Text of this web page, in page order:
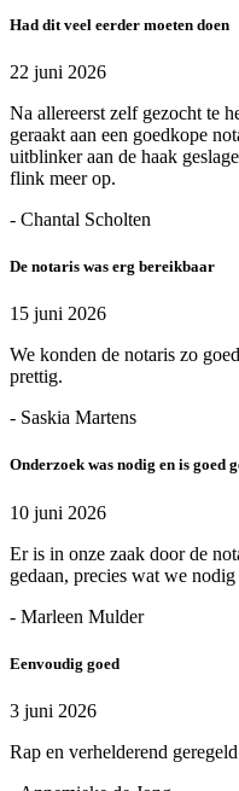
Had dit veel eerder moeten doen
22 juni 2026
Na allereerst zelf gezocht te
geraakt aan een goedkope
uitblinker aan de haak
flink meer op.
- Chantal Scholten
De notaris was erg bereikbaar
15 juni 2026
We konden de notaris zo
prettig.
- Saskia Martens
Onderzoek was nodig en is goed
10 juni 2026
Er is in onze zaak door de
gedaan, precies wat we
- Marleen Mulder
Eenvoudig goed
3 juni 2026
Rap en verhelderend